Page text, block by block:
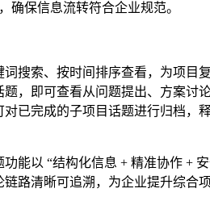
确保信息流转符合企业规范。
搜索、按时间排序查看，为项目
，即可查看从问题提出、方案讨
已完成的子项目话题进行归档，
能以 “结构化信息 + 精准协作 +
路清晰可追溯，为企业提升综合